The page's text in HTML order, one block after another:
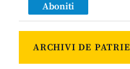
Aboniti
ARCHIVI DE PATRIE